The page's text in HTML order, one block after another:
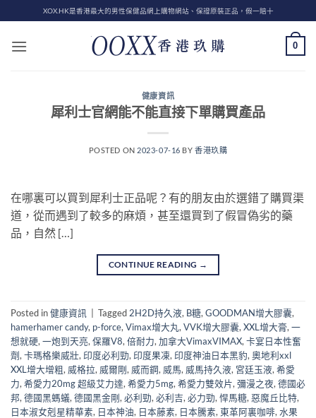
to
content
XOX.HK是香港最大的男性保健品網上購物網站、保證原裝正品，假一賠十
0
健康資訊
犀利士官網能不能直接下單購買產品
POSTED ON 2023-07-16 BY香港玖購
在哪裏可以買到犀利士正品呢？有的朋友由於選錯了購買渠
道，從而遇到了較多的麻煩，甚至還買到了假冒偽劣的藥
品，自然 […]
CONTINUE READING →
Posted in健康資訊 Tagged 2H2D持久液, B糖, GOODMAN增大膠囊,
hamerhamer candy, p-force, Vimax增大丸, VVK增大膠囊, XXL增大膏, 一
想就硬, 一炮到天亮, 保羅V8, 倍耐力, 加拿大VimaxVIMAX, 卡宴日本性奮
劑, 卡瑪格樂威壯, 印度必利勁, 印度果凍, 印度神油日本黑豹, 奧地利xxl
XXL增大增粗, 威格拉, 威爾剛, 威而鋼, 威馬, 威馬持久液, 宮廷玉液, 希愛
力, 希愛力20mg 超級艾力達, 希愛力5mg, 希愛力雙效片, 彌漫之夜, 德國必
邦, 德國黑螞蟻, 德國黑金剛, 必利勁, 必利吉, 必力勁, 悍馬糖, 惡魔丘比特,
日本淑女剋星精華素, 日本神油, 日本藤素, 日本騰素, 東革阿裏咖啡, 水果